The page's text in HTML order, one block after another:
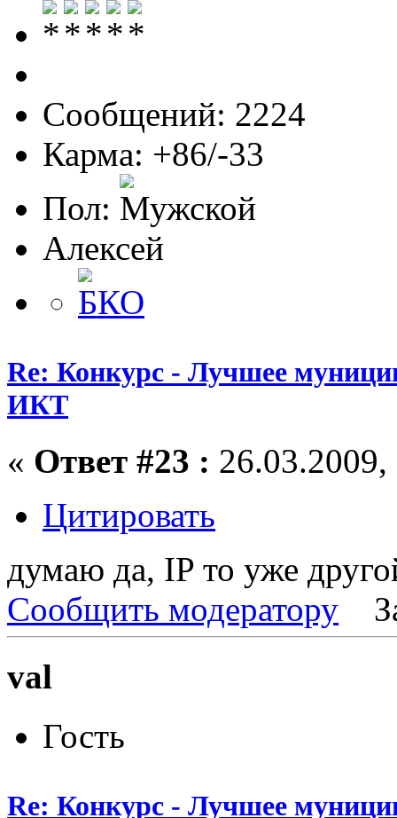
Сообщений: 2224
Карма: +86/-33
Пол:
Алексей
Re: Конкурс - Лучшее
ИКТ
« Ответ #23 :
Цитировать
думаю да, IP то уже
Сообщить модератору
val
Гость
Re: Конкурс - Лучшее